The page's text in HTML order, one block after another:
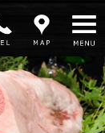
MENU